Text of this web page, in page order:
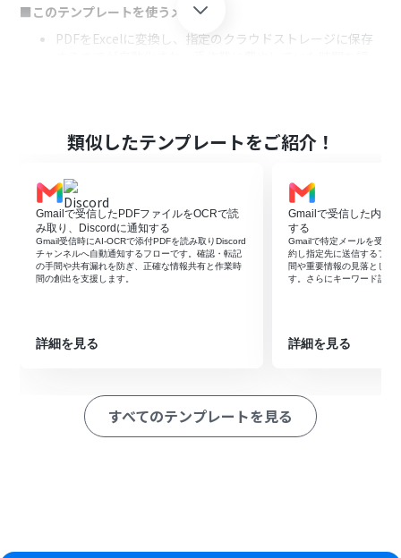
■このテンプレートを使うメリット
PDFをExcelに変換し、指定のクラウドストレージに保存
■フローボットの流れ
はじめに、GmailとBoxをYoomと連携します。
トリガーでGmailを選択し、「特定のキーワードに一致す
るメールを受信したら」というアクションを設定します。
次に、オペレーションで分岐機能を設定し、PDFファイル
が添付されている場合のみ後続の処理に進むよう設定し
ます。
オペレーションのRPA機能で「ブラウザを操作する」を選
最後に、オペレーションでBoxの「ファイルをアップロー
※「トリガー」：フロー起動のきっかけとなるアクション、「オ
ペレーション」：トリガー起動後、フロー内で処理を行うアク
分岐機能では、PDFファイルの有無以外にも、メールの送
類似したテンプレートをご紹介！
Gmailで受信したPDFファイルをOCRで読
み取り、Discordに通知する
Gmail受信時にAI-OCRで添付PDFを読み取りDiscord
チャンネルへ自動通知するフローです。確認・転記
の手間や共有漏れを防ぎ、正確な情報共有と作業時
間の創出を支援します。
詳細を見る
Gmailで受信した内容
する
Gmailで特定メールを受信
約し指定先に送信するフロ
間や重要情報の見落としを
す。さらにキーワード設定
詳細を見る
すべてのテンプレートを見る